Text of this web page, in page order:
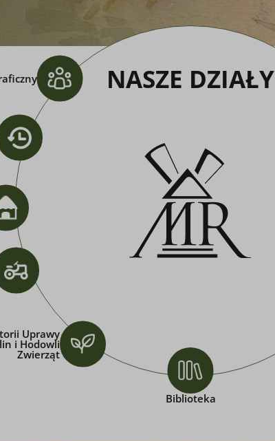
NASZE DZIAŁY
Biblioteka
Uprawy
i Hodowli
Zwierząt